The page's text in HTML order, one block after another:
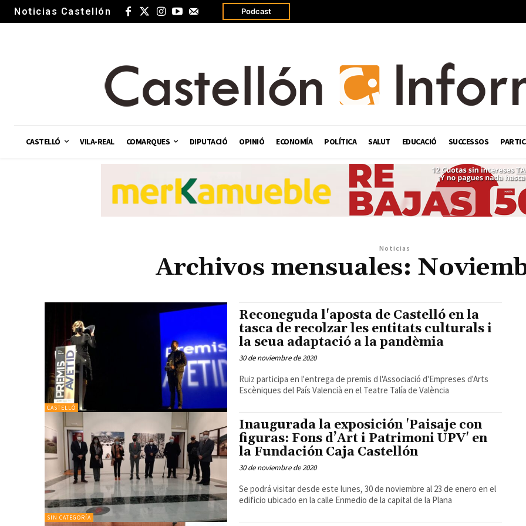
Noticias Castellón Podcast
CASTELLÓ VILA-REAL COMARQUES DIPUTACIÓ OPINIÓ ECONOMÍA POLÍTICA SALUT EDUCACIÓ SUCCESSOS
Noticias
Archivos mensuales:
CASTELLÓ
Reconeguda l'aposta de Castelló en la
tasca de recolzar les entitats culturals i
la seua adaptació a la pandèmia
30 de noviembre de 2020
Ruiz participa en l'entrega de premis d l'Associació d'Empreses d'Arts
Escèniques del País Valencià en el Teatre Talía de València
SIN CATEGORÍA
Inaugurada la exposición 'Paisaje con
figuras: Fons d’Art i Patrimoni UPV' en
la Fundación Caja Castellón
30 de noviembre de 2020
Se podrá visitar desde este lunes, 30 de noviembre al 23 de enero en el
edificio ubicado en la calle Enmedio de la capital de la Plana